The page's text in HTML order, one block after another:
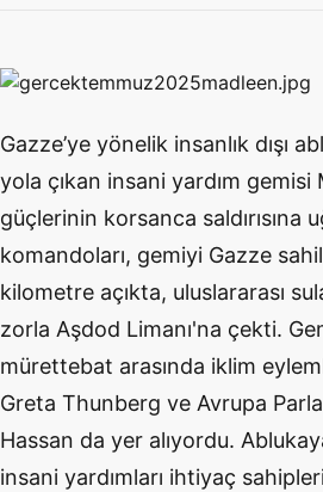
Gazze’ye yönelik insanlık dışı
yola çıkan insani yardım gemisi
güçlerinin korsanca saldırısına
komandoları, gemiyi Gazze
kilometre açıkta, uluslararası
zorla Aşdod Limanı'na çekti.
mürettebat arasında iklim
Greta Thunberg ve Avrupa
Hassan da yer alıyordu.
insani yardımları ihtiyaç